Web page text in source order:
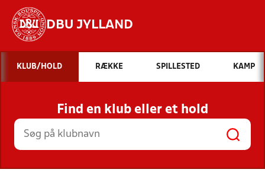
DBU JYLLAND
Hvad vil du søge efter?
INDHOLD OG NYHEDER
STILLINGER, RESULTATER, KLUBBER OG
HOLD
KLUB/HOLD RÆKKE SPILLESTED KAMP
Find en klub eller et hold